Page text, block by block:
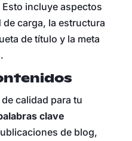
Esto incluye aspectos
carga, la estructura
de título y la meta
calidad para tu
clave
de blog,